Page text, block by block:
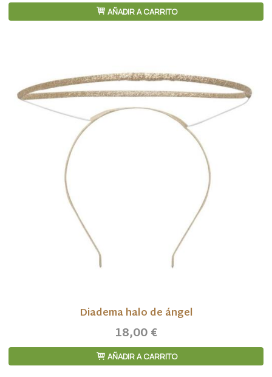
AÑADIR A CARRITO
Diadema halo de ángel
18,00 €
AÑADIR A CARRITO